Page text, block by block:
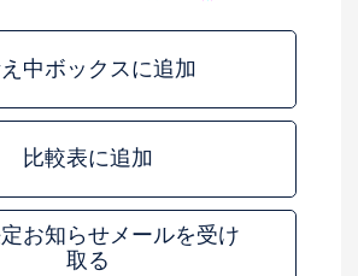
中ボックスに追加
比較表に追加
お知らせメールを受け
取る